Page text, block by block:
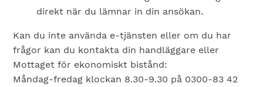
direkt när du lämnar in din ansökan.
Kan du inte använda e-tjänsten eller om du har
frågor kan du kontakta din handläggare eller
Mottaget för ekonomiskt bistånd:
Måndag-fredag klockan 8.30-9.30 på 0300-83 42